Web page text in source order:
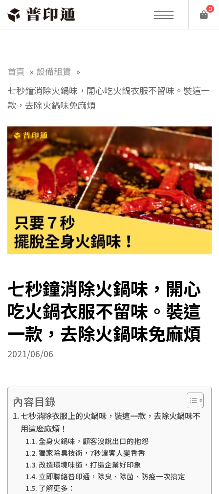
0
首頁
設備租賃
七秒鐘消除火鍋味，開心吃火鍋衣服不留味。裝這一
款，去除火鍋味免麻煩
七秒鐘消除火鍋味，開心
吃火鍋衣服不留味。裝這
一款，去除火鍋味免麻煩
2021/06/06
內容目錄
七秒消除衣服上的火鍋味，裝這一款，去除火鍋味不
用這麽麻煩！
全身火鍋味，顧客沒說出口的抱怨
獨家除臭技術，7秒讓客人變香香
改造環境味道，打造企業好印象
立即聯絡普印通，除臭、除菌、防疫一次搞定
了解更多：